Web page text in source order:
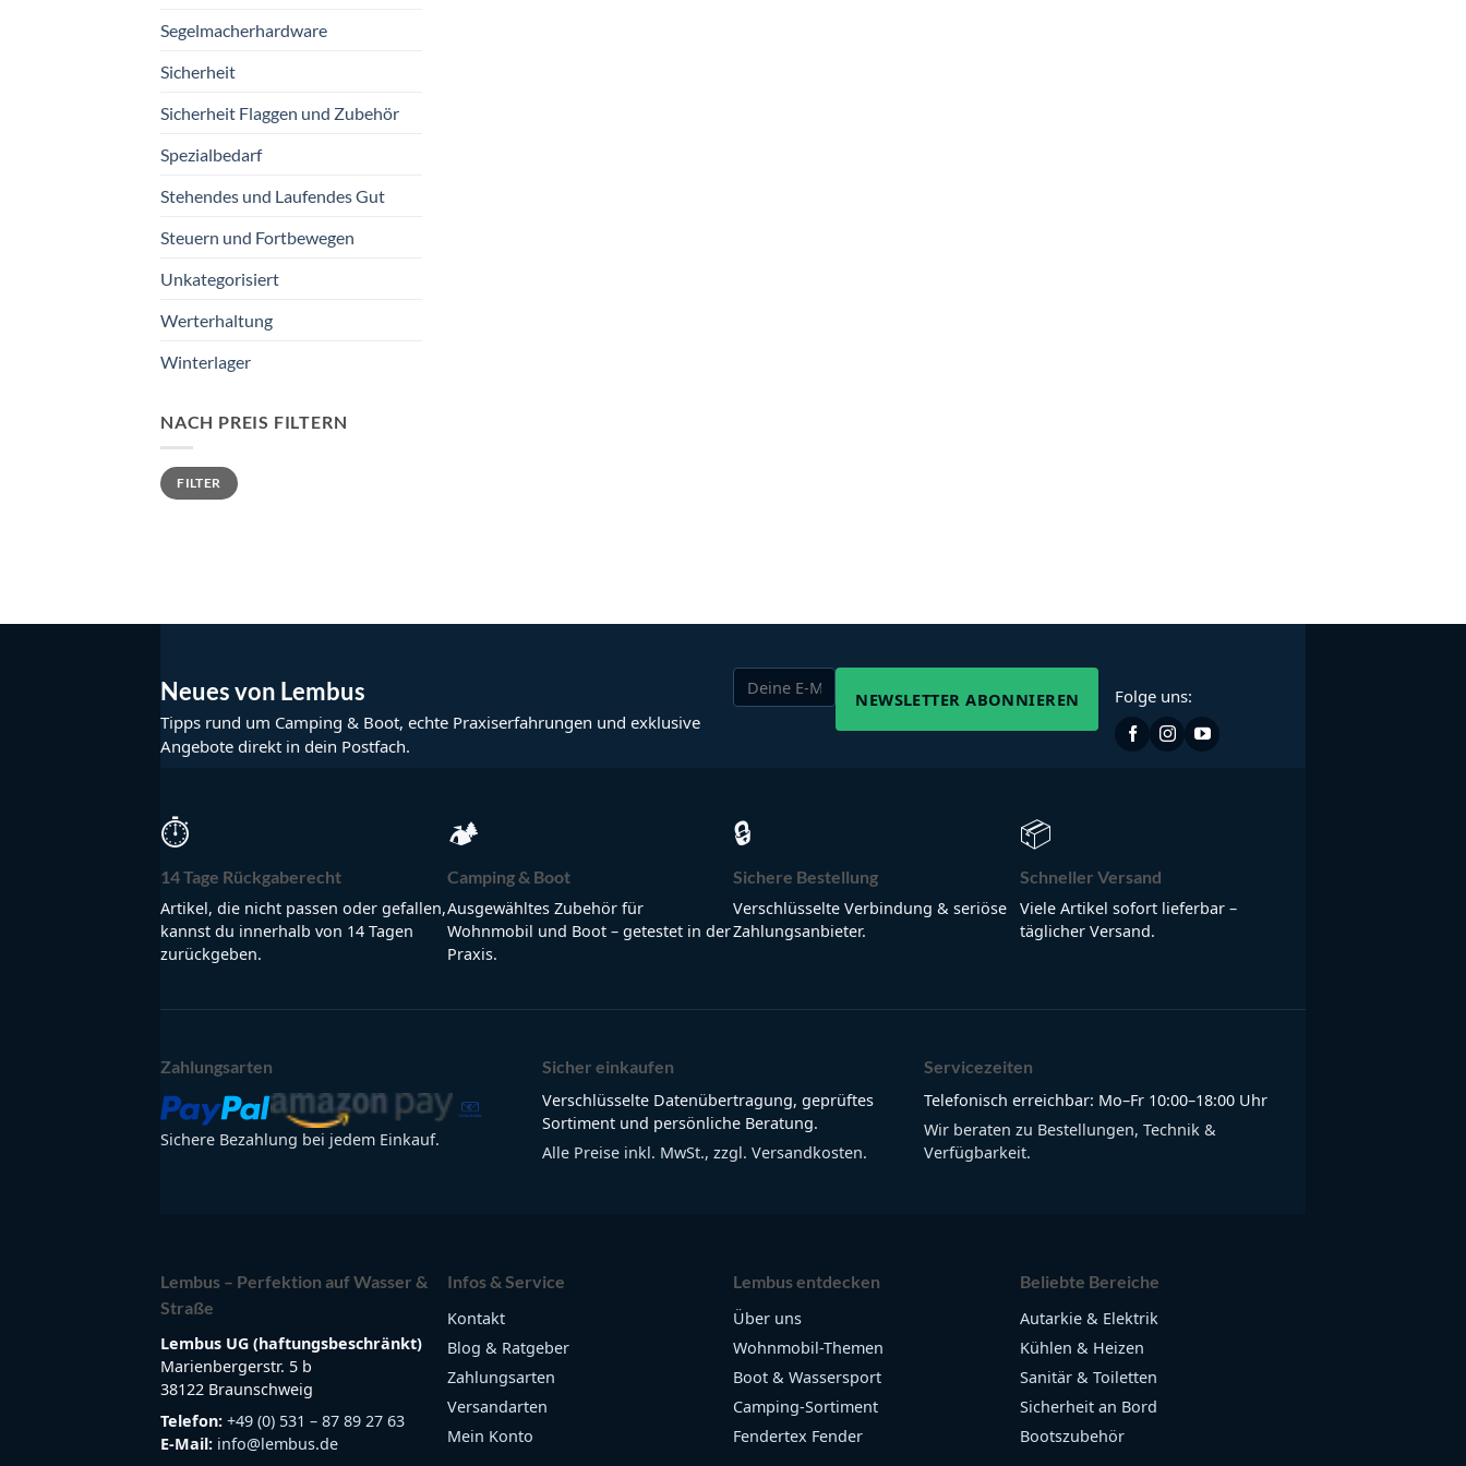
Segelmacherhardware
Sicherheit
Sicherheit Flaggen und Zubehör
Spezialbedarf
Stehendes und Laufendes Gut
Steuern und Fortbewegen
Unkategorisiert
Werterhaltung
Winterlager
NACH PREIS FILTERN
Min.
Preis
Max.
PreisFILTER
Neues von Lembus
Tipps rund um Camping & Boot, echte Praxiserfahrungen und exklusive
Angebote direkt in dein Postfach.
NEWSLETTER ABONNIEREN Folge uns:
⏱
14 Tage Rückgaberecht
Artikel, die nicht passen oder gefallen,
kannst du innerhalb von 14 Tagen
zurückgeben.
🏕
Camping & Boot
Ausgewähltes Zubehör für
Wohnmobil und Boot – getestet in der
Praxis.
🔒
Sichere Bestellung
Verschlüsselte Verbindung & seriöse
Zahlungsanbieter.
📦
Schneller Versand
Viele Artikel sofort lieferbar –
täglicher Versand.
Zahlungsarten
Sichere Bezahlung bei jedem Einkauf.
Sicher einkaufen
Verschlüsselte Datenübertragung, geprüftes
Sortiment und persönliche Beratung.
Alle Preise inkl. MwSt., zzgl. Versandkosten.
Servicezeiten
Telefonisch erreichbar: Mo–Fr 10:00–18:00 Uhr
Wir beraten zu Bestellungen, Technik &
Verfügbarkeit.
Lembus – Perfektion auf Wasser &
Straße
Lembus UG (haftungsbeschränkt)
Marienbergerstr. 5 b
38122 Braunschweig
Telefon: +49 (0) 531 – 87 89 27 63
E-Mail: info@lembus.de
Infos & Service
Kontakt
Blog & Ratgeber
Zahlungsarten
Versandarten
Mein Konto
Lembus entdecken
Über uns
Wohnmobil-Themen
Boot & Wassersport
Camping-Sortiment
Fendertex Fender
Beliebte Bereiche
Autarkie & Elektrik
Kühlen & Heizen
Sanitär & Toiletten
Sicherheit an Bord
Bootszubehör